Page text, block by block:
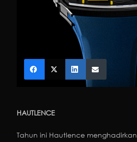
HAUTLENCE
Tahun ini Hautlence